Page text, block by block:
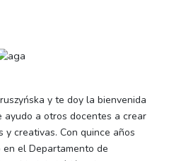
y te doy la bienvenida
ayudo a otros docentes a crear
creativas. Con quince años
el Departamento de